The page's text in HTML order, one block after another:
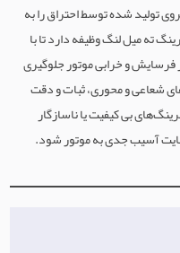
تولید شده توسط احتراق را به
ته میل لنگ وظیفه دارد تا با
و خرابی موتور جلوگیری
شعاعی و محوری، ثبات و دقت
بی کیفیت یا ناسازگار
آسیب جدی به موتور شود.